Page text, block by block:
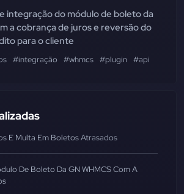
integração do módulo de boleto da
a cobrança de juros e reversão do
para o cliente
#integração #whmcs #plugin #api
E Multa Em Boletos Atrasados
De Boleto Da GN WHMCS Com A